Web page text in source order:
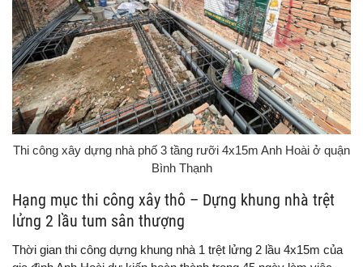
Thi công xây dựng nhà phố 3 tầng rưỡi 4x15m Anh Hoài ở quận
Bình Thạnh
Hạng mục thi công xây thô – Dựng khung nhà trệt
lửng 2 lầu tum sân thượng
Thời gian thi công dựng khung nhà 1 trệt lửng 2 lầu 4x15m của